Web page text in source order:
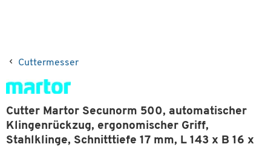
Cuttermesser
Cutter Martor Secunorm 500, automatischer
Klingenrückzug, ergonomischer Griff,
Stahlklinge, Schnitttiefe 17 mm, L 143 x B 16 x